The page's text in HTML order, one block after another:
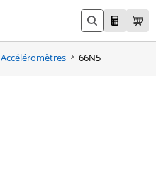
Accéléromètres 66N5